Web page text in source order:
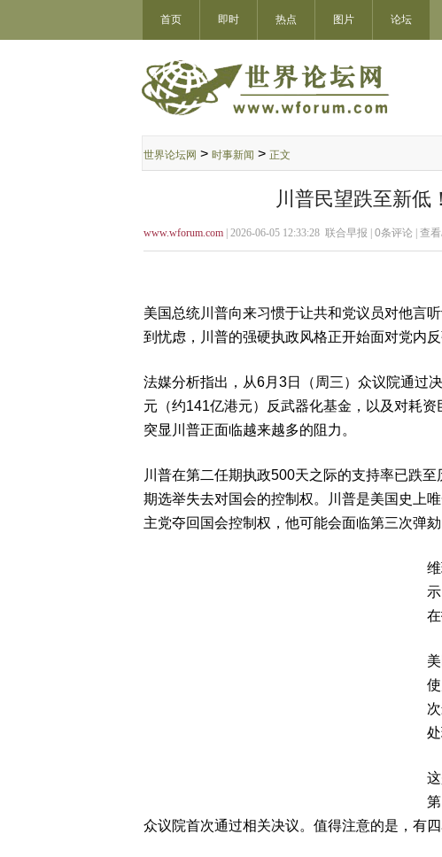
首页 即时 热点 图片 论坛
世界论坛网 > 时事新闻 > 正文
川普民望跌至新低
www.wforum.com | 2026-06-05 12:33:28 联合早报 | 0条评论 | 查
美国总统川普向来习惯于让共和党议员对他言
到忧虑，川普的强硬执政风格正开始面对党内反
法媒分析指出，从6月3日（周三）众议院通过
元（约141亿港元）反武器化基金，以及对耗
突显川普正面临越来越多的阻力。
川普在第二任期执政500天之际的支持率已跌
期选举失去对国会的控制权。川普是美国史上
主党夺回国会控制权，他可能会面临第三次弹劾
众议院首次通过相关决议。值得注意的是，有